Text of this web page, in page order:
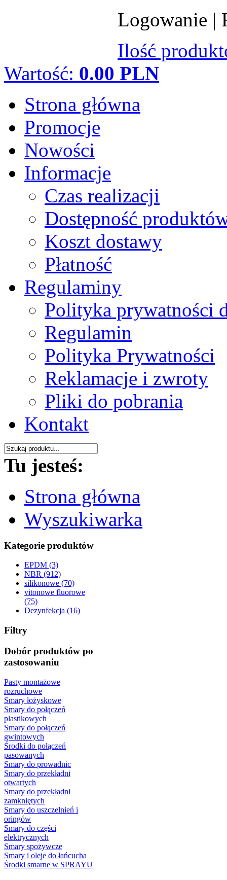
Logowanie |
Ilość
Wartość: 0.00 PLN
Strona główna
Promocje
Nowości
Informacje
Czas realizacji
Dostępność
Koszt dostawy
Płatność
Regulaminy
Polityka prywatności
Regulamin
Polityka Prywatności
Reklamacje i zwroty
Pliki do pobrania
Kontakt
Tu jesteś:
Strona główna
Wyszukiwarka
Kategorie produktów
EPDM (3)
NBR (912)
silikonowe (70)
vitonowe fluorowe
(75)
Dezynfekcja (16)
Filtry
Dobór produktów po
zastosowaniu
Pasty montażowe
rozruchowe
Smary łożyskowe
Smary do połączeń
plastikowych
Smary do połączeń
gwintowych
Środki do połączeń
pasowanych
Smary do prowadnic
Smary do przekładni
otwartych
Smary do przekładni
zamkniętych
Smary do uszczelnień i
oringów
Smary do części
elektrycznych
Smary spożywcze
Smary i oleje do łańcucha
Środki smarne w SPRAYU